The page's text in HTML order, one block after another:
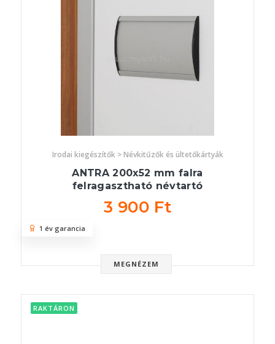
Irodai kiegészítők > Névkitűzők és ültetőkártyák
ANTRA 200x52 mm falra
felragasztható névtartó
3 900 Ft
MEGNÉZEM
1 év garancia
RAKTÁRON